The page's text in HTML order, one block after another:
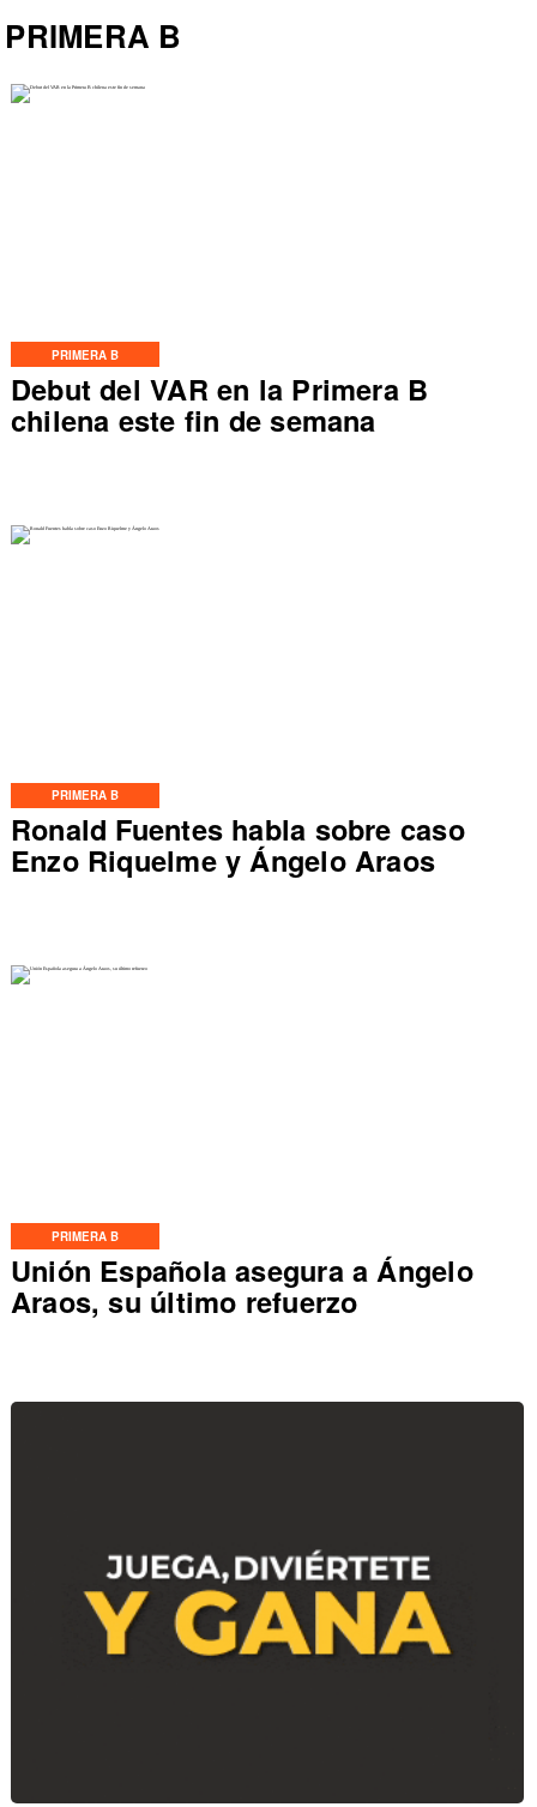
PRIMERA B
Debut del VAR en la Primera B
chilena este fin de semana
PRIMERA B
Ronald Fuentes habla sobre caso
Enzo Riquelme y Ángelo Araos
PRIMERA B
Unión Española asegura a Ángelo
Araos, su último refuerzo
PRIMERA B